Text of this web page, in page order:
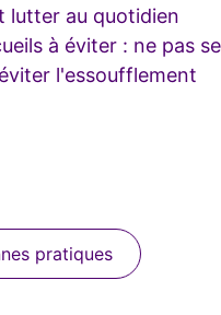
lutter au quotidien
à éviter : ne pas se
l'essoufflement
pratiques